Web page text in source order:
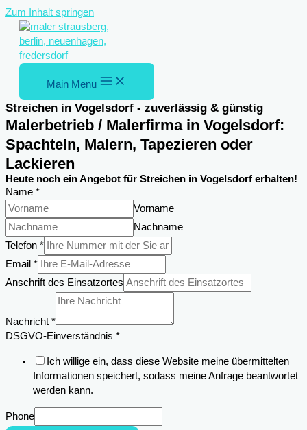
Zum Inhalt springen
Main Menu
Streichen in Vogelsdorf - zuverlässig & günstig
Malerbetrieb / Malerfirma in Vogelsdorf:
Spachteln, Malern, Tapezieren oder
Lackieren
Heute noch ein Angebot für Streichen in Vogelsdorf erhalten!
Name *
Vorname
Nachname
Telefon *
Name
Email
Einsatzortes
Email *
Anschrift des Einsatzortes
Nachricht *
DSGVO-Einverständnis *
Ich willige ein, dass diese Website meine übermittelten
Informationen speichert, sodass meine Anfrage beantwortet
werden kann.
Phone